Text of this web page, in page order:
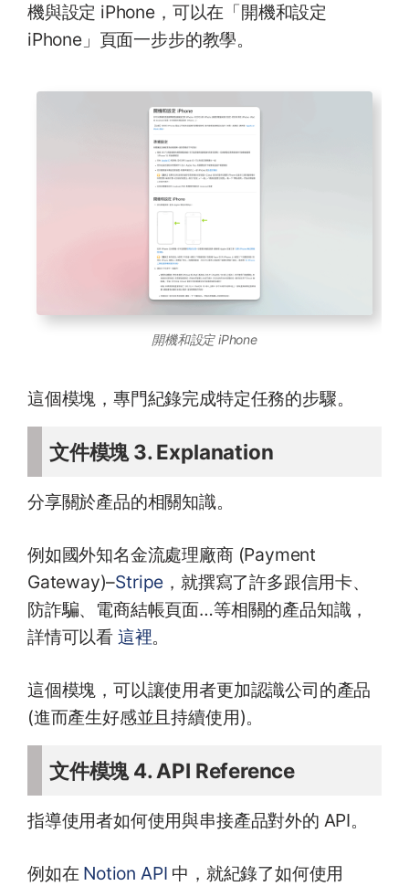
機與設定 iPhone，可以在「開機和設定
iPhone」頁面一步步的教學。
開機和設定 iPhone
這個模塊，專門紀錄完成特定任務的步驟。
文件模塊 3. Explanation
分享關於產品的相關知識。
例如國外知名金流處理廠商 (Payment
Gateway)–Stripe ，就撰寫了許多跟信用卡、
防詐騙、電商結帳頁面…等相關的產品知識，
詳情可以看 這裡。
這個模塊，可以讓使用者更加認識公司的產品
(進而產生好感並且持續使用)。
文件模塊 4. API Reference
指導使用者如何使用與串接產品對外的 API。
例如在 Notion API 中，就紀錄了如何使用